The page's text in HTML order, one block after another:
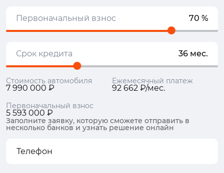
Первоначальный взнос 70 %
Срок кредита 36 мес.
Стоимость автомобиля
7 990 000 ₽
Ежемесячный платеж
92 662 ₽/мес.
Первоначальный взнос
5 593 000 ₽
Заполните заявку, которую сможете отправить в
несколько банков и узнать решение онлайн